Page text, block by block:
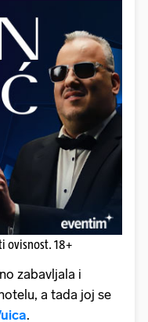
ovisnost. 18+
zabavljala i
a tada joj se
.